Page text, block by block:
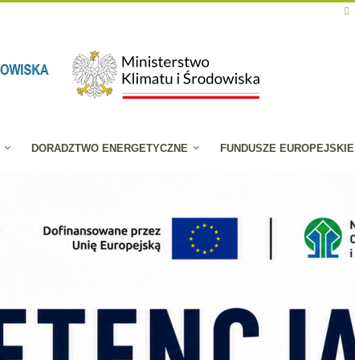
DORADZTWO ENERGETYCZNE FUNDUSZE EUROPEJSKIE